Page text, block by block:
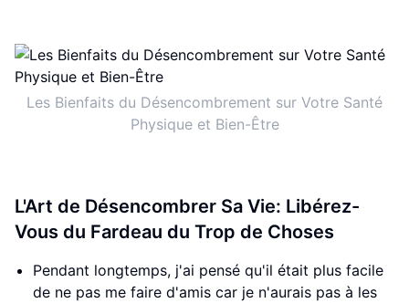
Les Bienfaits du Désencombrement sur Votre Santé
Physique et Bien-Être
L'Art de Désencombrer Sa Vie: Libérez-
Vous du Fardeau du Trop de Choses
Pendant longtemps, j'ai pensé qu'il était plus facile
de ne pas me faire d'amis car je n'aurais pas à les